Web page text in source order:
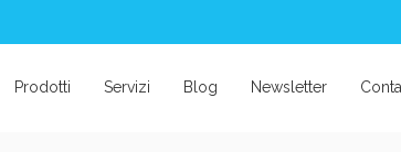
Prodotti Servizi Blog Newsletter